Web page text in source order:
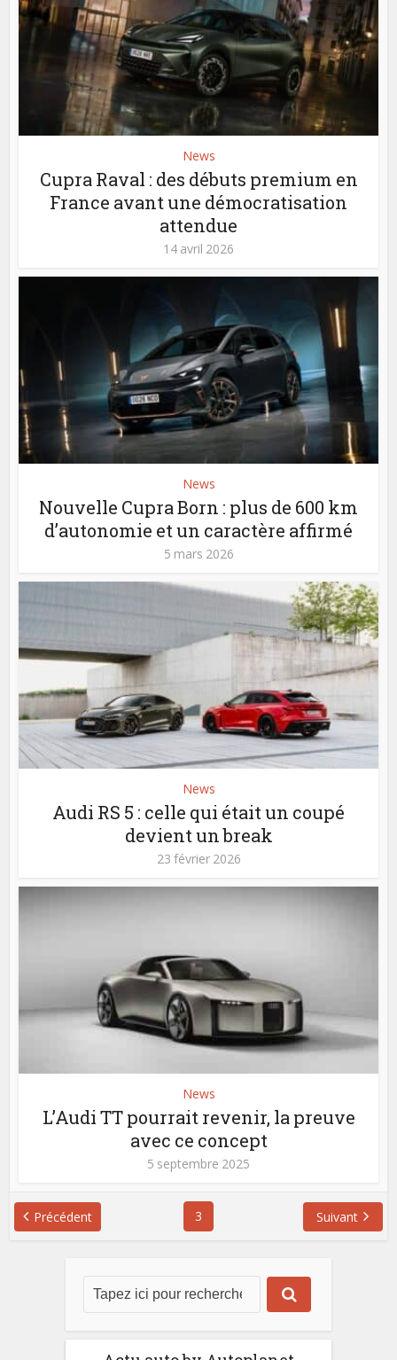
News
Cupra Raval : des débuts premium en
France avant une démocratisation
attendue
14 avril 2026
News
Nouvelle Cupra Born : plus de 600 km
d’autonomie et un caractère affirmé
5 mars 2026
News
Audi RS 5 : celle qui était un coupé
devient un break
23 février 2026
News
L’Audi TT pourrait revenir, la preuve
avec ce concept
5 septembre 2025
Précédent 3 Suivant